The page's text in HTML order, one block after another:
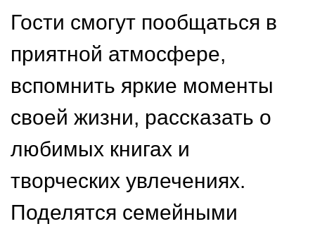
Гости смогут пообщаться в
приятной атмосфере,
вспомнить яркие моменты
своей жизни, рассказать о
любимых книгах и
творческих увлечениях.
Поделятся семейными